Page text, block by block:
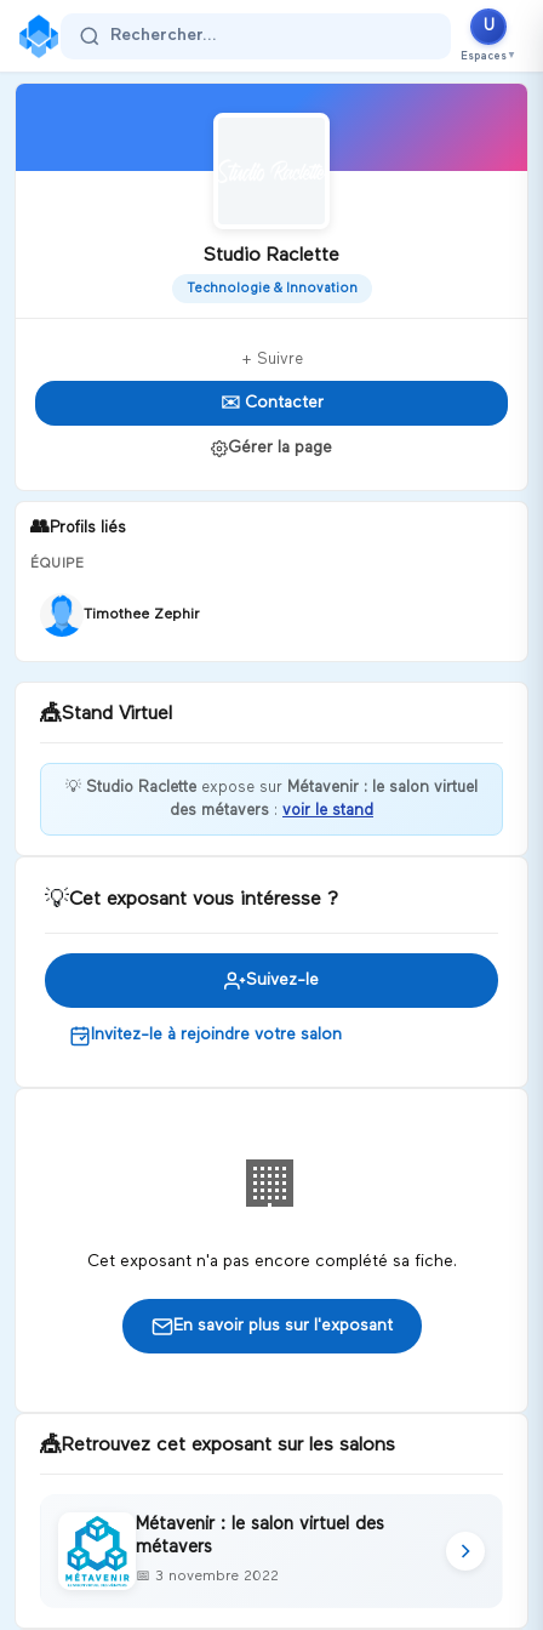
Rechercher...
U
Espaces ▼
Studio Raclette
Technologie & Innovation
+ Suivre
✉️ Contacter
Gérer la page
👥Profils liés
ÉQUIPE
Timothee Zephir
🎪Stand Virtuel
Bienvenue chez Studio Raclette !
💡 Studio Raclette expose sur Métavenir : le salon virtuel
des métavers : voir le stand
💡Cet exposant vous intéresse ?
Suivez-le
Invitez-le à rejoindre votre salon
🏢
Cet exposant n'a pas encore complété sa fiche.
En savoir plus sur l'exposant
🎪Retrouvez cet exposant sur les salons
Métavenir : le salon virtuel des
métavers
📅 3 novembre 2022